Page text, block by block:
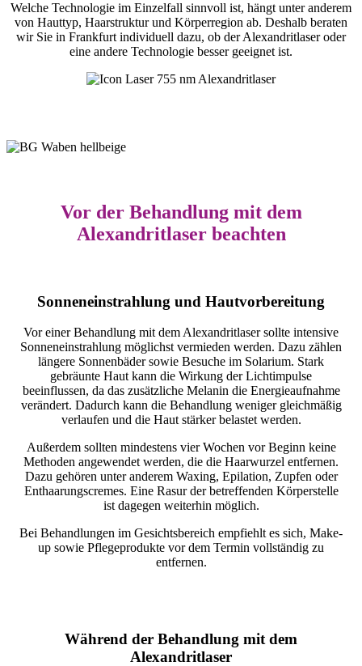
Welche Technologie im Einzelfall sinnvoll ist, hängt unter anderem
von Hauttyp, Haarstruktur und Körperregion ab. Deshalb beraten
wir Sie in Frankfurt individuell dazu, ob der Alexandritlaser oder
eine andere Technologie besser geeignet ist.
Vor der Behandlung mit dem
Alexandritlaser beachten
Sonneneinstrahlung und Hautvorbereitung
Vor einer Behandlung mit dem Alexandritlaser sollte intensive
Sonneneinstrahlung möglichst vermieden werden. Dazu zählen
längere Sonnenbäder sowie Besuche im Solarium. Stark
gebräunte Haut kann die Wirkung der Lichtimpulse
beeinflussen, da das zusätzliche Melanin die Energieaufnahme
verändert. Dadurch kann die Behandlung weniger gleichmäßig
verlaufen und die Haut stärker belastet werden.
Außerdem sollten mindestens vier Wochen vor Beginn keine
Methoden angewendet werden, die die Haarwurzel entfernen.
Dazu gehören unter anderem Waxing, Epilation, Zupfen oder
Enthaarungscremes. Eine Rasur der betreffenden Körperstelle
ist dagegen weiterhin möglich.
Bei Behandlungen im Gesichtsbereich empfiehlt es sich, Make-
up sowie Pflegeprodukte vor dem Termin vollständig zu
entfernen.
Während der Behandlung mit dem
Alexandritlaser